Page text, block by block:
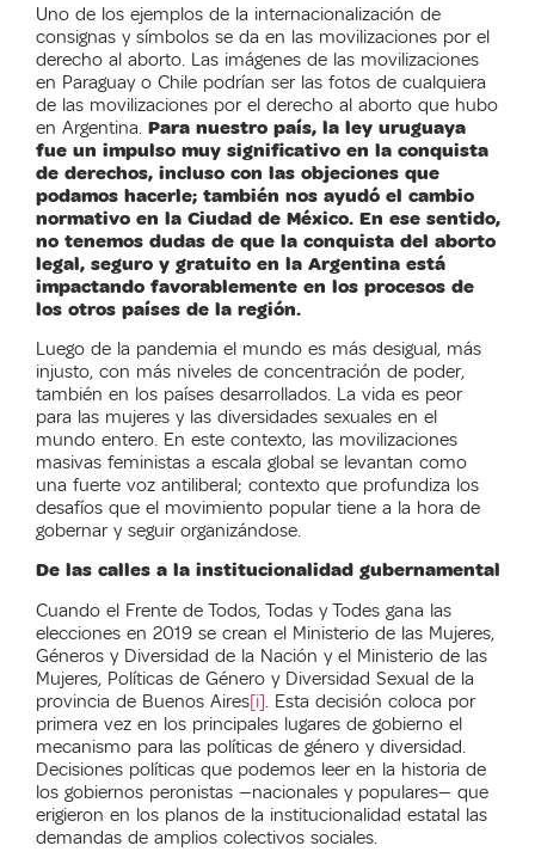
Uno de los ejemplos de la internacionalización de
consignas y símbolos se da en las movilizaciones por el
derecho al aborto. Las imágenes de las movilizaciones
en Paraguay o Chile podrían ser las fotos de cualquiera
de las movilizaciones por el derecho al aborto que hubo
en Argentina. Para nuestro país, la ley uruguaya
fue un impulso muy significativo en la conquista
de derechos, incluso con las objeciones que
podamos hacerle; también nos ayudó el cambio
normativo en la Ciudad de México. En ese sentido,
no tenemos dudas de que la conquista del aborto
legal, seguro y gratuito en la Argentina está
impactando favorablemente en los procesos de
los otros países de la región.
Luego de la pandemia el mundo es más desigual, más
injusto, con más niveles de concentración de poder,
también en los países desarrollados. La vida es peor
para las mujeres y las diversidades sexuales en el
mundo entero. En este contexto, las movilizaciones
masivas feministas a escala global se levantan como
una fuerte voz antiliberal; contexto que profundiza los
desafíos que el movimiento popular tiene a la hora de
gobernar y seguir organizándose.
De las calles a la institucionalidad gubernamental
Cuando el Frente de Todos, Todas y Todes gana las
elecciones en 2019 se crean el Ministerio de las Mujeres,
Géneros y Diversidad de la Nación y el Ministerio de las
Mujeres, Políticas de Género y Diversidad Sexual de la
provincia de Buenos Aires[i]. Esta decisión coloca por
primera vez en los principales lugares de gobierno el
mecanismo para las políticas de género y diversidad.
Decisiones políticas que podemos leer en la historia de
los gobiernos peronistas —nacionales y populares— que
erigieron en los planos de la institucionalidad estatal las
demandas de amplios colectivos sociales.